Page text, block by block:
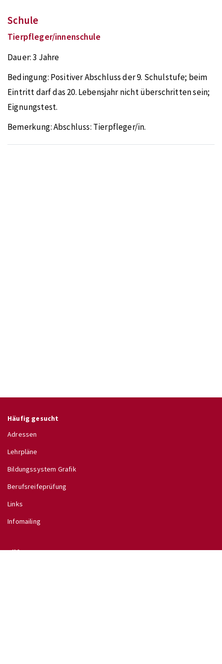
Schule
Tierpfleger/innenschule
Dauer:3 Jahre
Bedingung: Positiver Abschluss der 9. Schulstufe; beim
Eintritt darf das 20. Lebensjahr nicht überschritten sein;
Eignungstest.
Bemerkung:Abschluss: Tierpfleger/in.
Häufig gesucht
Adressen
Lehrpläne
Bildungssystem Grafik
Berufsreifeprüfung
Links
Infomailing
Hilfe